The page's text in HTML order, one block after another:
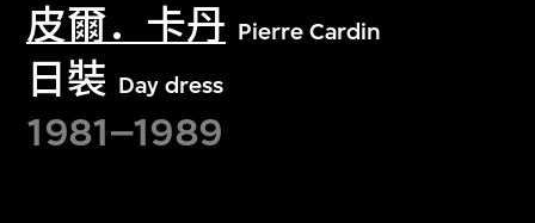
皮爾．卡丹 Pierre Cardin
日裝 Day dress
1981–1989